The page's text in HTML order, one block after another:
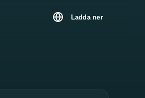
Ladda ner